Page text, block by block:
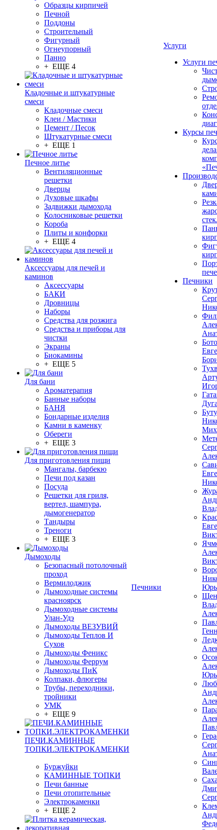
Образцы кирпичей
Печной
Поддоны
Строительный
Фигурный
Огнеупорный
Панно
+ ЕЩЕ 4
Кладочные и штукатурные
смеси
Кладочные смеси
Клеи / Мастики
Цемент / Песок
Штукатурные смеси
+ ЕЩЕ 1
Печное литье
Вентиляционные
решетки
Дверцы
Духовые шкафы
Задвижки дымохода
Колосниковые решетки
Короба
Плиты и конфорки
+ ЕЩЕ 4
Аксессуары для печей и
каминов
Аксессуары
БАКИ
Дровницы
Наборы
Средства для розжига
Средства и приборы для
чистки
Экраны
Биокамины
+ ЕЩЕ 5
Для бани
Ароматерапия
Банные наборы
БАНЯ
Бондарные изделия
Камни в каменку
Обереги
+ ЕЩЕ 3
Для приготовления пищи
Мангалы, барбекю
Печи под казан
Посуда
Решетки для гриля,
вертел, шампура,
дымогенератор
Тандыры
Треноги
+ ЕЩЕ 3
Дымоходы
Безопасный потолочный
проход
Вермилоджик
Дымоходные системы
красноярск
Дымоходные системы
Улан-Удэ
Дымоходы ВЕЗУВИЙ
Дымоходы Теплов И
Сухов
Дымоходы Феникс
Дымоходы Феррум
Дымоходы ПиК
Колпаки, флюгеры
Трубы, переходники,
тройники
УМК
+ ЕЩЕ 9
ПЕЧИ.КАМИННЫЕ
ТОПКИ.ЭЛЕКТРОКАМЕНКИ
Буржуйки
КАМИННЫЕ ТОПКИ
Печи банные
Печи отопительные
Электрокаменки
+ ЕЩЕ 2
Печники
Услуги
Услуги
Курсы
Печники